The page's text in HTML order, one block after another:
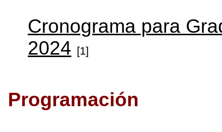
Cronograma para
2024 [1]
Programación